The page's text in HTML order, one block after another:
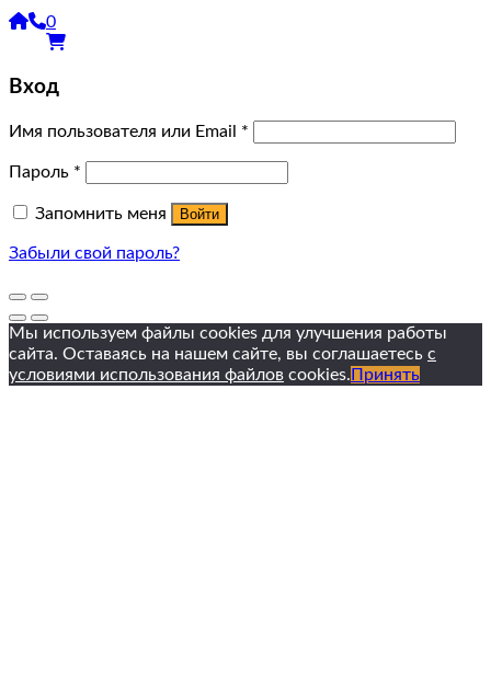
0
Вход
Имя пользователя или Email *
Пароль *
Запомнить меня Войти
Забыли свой пароль?
Мы используем файлы cookies для улучшения работы
сайта. Оставаясь на нашем сайте, вы соглашаетесь с
условиями использования файлов cookies. Принять